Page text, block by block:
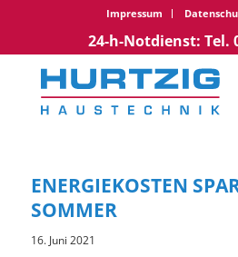
Impressum
24-h-Notdienst: Tel.
ENERGIEKOSTEN
SOMMER
16. Juni 2021